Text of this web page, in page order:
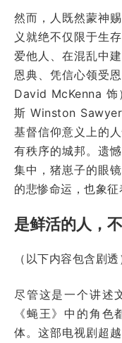
然而，人既然蒙神
义就绝不仅限于生
爱他人、在混乱中
恩典、凭信心领受
David McKenna 饰
斯 Winston
基督信仰意义上的
有秩序的城邦。遗
集中，猪崽子的眼
的悲惨命运，也象征
是鲜活的人，
（以下内容包含剧透
尽管这是一个讲述
《蝇王》中的角
体。这部电视剧超